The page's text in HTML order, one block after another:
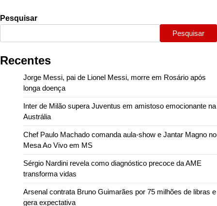
Pesquisar
Pesquisar
Recentes
Jorge Messi, pai de Lionel Messi, morre em Rosário após
longa doença
Inter de Milão supera Juventus em amistoso emocionante na
Austrália
Chef Paulo Machado comanda aula-show e Jantar Magno no
Mesa Ao Vivo em MS
Sérgio Nardini revela como diagnóstico precoce da AME
transforma vidas
Arsenal contrata Bruno Guimarães por 75 milhões de libras e
gera expectativa